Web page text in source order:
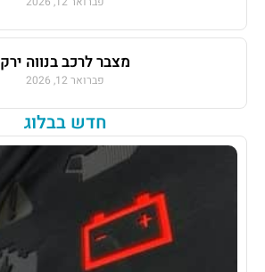
מצבר לרכב בנווה ירק
פברואר 12, 2026
חדש בבלוג